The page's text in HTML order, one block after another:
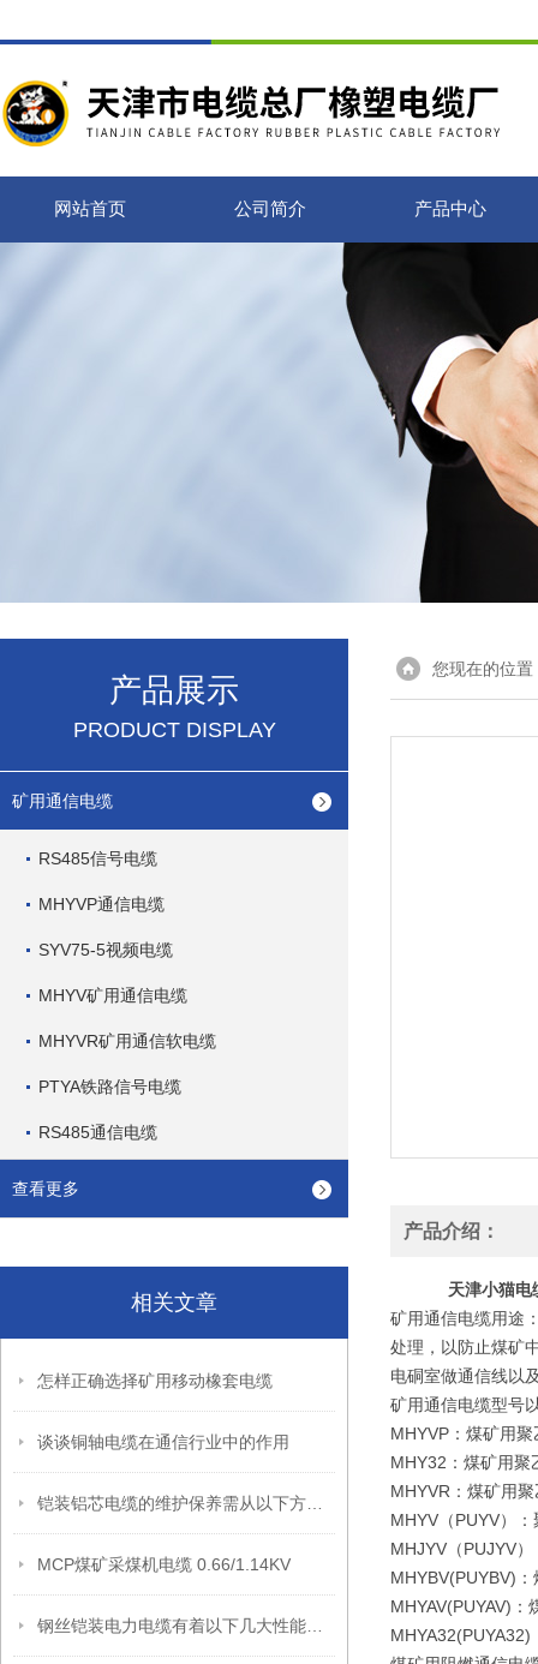
网站首页 公司简介 产品中心
产品展示
PRODUCT DISPLAY
矿用通信电缆
RS485信号电缆
MHYVP通信电缆
SYV75-5视频电缆
MHYV矿用通信电缆
MHYVR矿用通信软电缆
PTYA铁路信号电缆
RS485通信电缆
查看更多
相关文章
怎样正确选择矿用移动橡套电缆
谈谈铜轴电缆在通信行业中的作用
MCP煤矿采煤机电缆 0.66/1.14KV
您现在的位置
产品介绍：
天津小猫电
矿用通信电缆用途
处理，以防止煤矿
电硐室做通信线以
矿用通信电缆型号
MHYVP：煤矿用
MHY32：煤矿用聚
MHYVR：煤矿用
MHYV（PUYV）
MHJYV（PUJYV
MHYBV(PUYBV)
MHYAV(PUYAV)